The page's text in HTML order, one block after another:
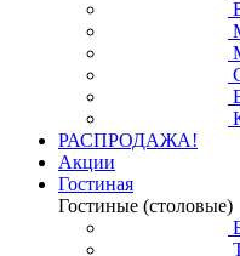
РАСПРОДАЖА!
Акции
Гостиная
Гостиные (столовые)